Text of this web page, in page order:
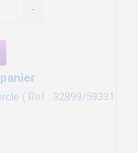
-
( Ref : 32899/59331